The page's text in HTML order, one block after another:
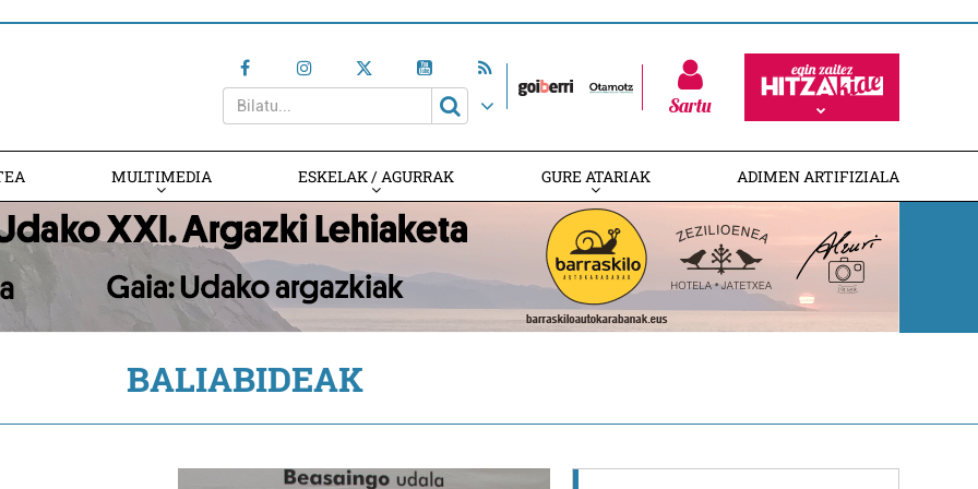
Sartu
MULTIMEDIA ESKELAK / AGURRAK GURE ATARIAK ADIMEN ARTIFIZIALA
BALIABIDEAK